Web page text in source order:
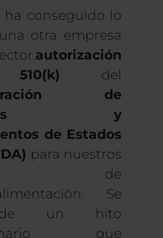
ha conseguido lo
otra empresa
autorización
del
de
y
de Estados
para nuestros
de
Se
un hito
que